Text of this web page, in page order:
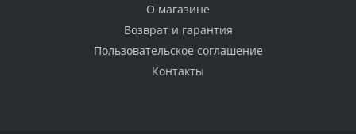
О магазине
Возврат и гарантия
Пользовательское соглашение
Контакты